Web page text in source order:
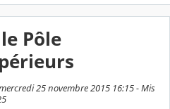
Pôle
25 novembre 2015 16:15 - Mis